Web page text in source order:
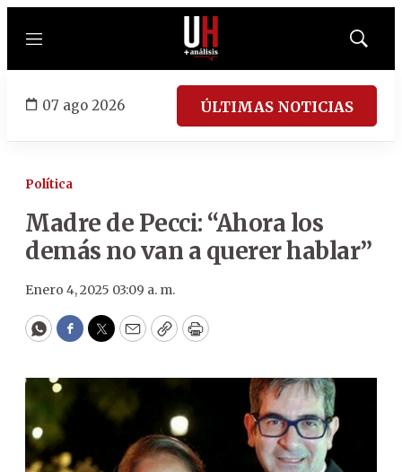
Menú
Mostrar
07 ago 2026 ÚLTIMAS NOTICIAS
Política
Madre de Pecci: “Ahora los
demás no van a querer hablar”
Enero 4, 2025 03:09 a. m.
WhatsApp
Facebook
Twitter
EmailCopyPrint